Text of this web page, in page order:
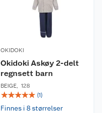
OKIDOKI
Okidoki Askøy 2-delt
regnsett barn
BEIGE, 128
☆☆☆☆☆ (1)
Finnes i 8 størrelser